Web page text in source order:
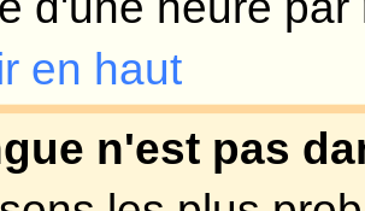
puis-je poster un
sur le bouton
soit sur la page du